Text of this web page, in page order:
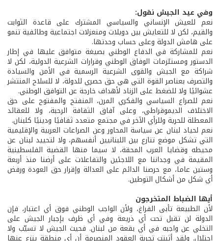
وفي عيد الجيش نقول:
نعم للعيش الإنساني والسياسي المشترك على قاعدة الثوابت
والقيم، لكن لا للتعايش بين دويلات ومنعزلات اجتماعية وطائفية تنمو
على هامش الدولة وعلى حساب وحدتها.
نعم للمشاركة في الدفاع الوطني بصيغة متوافق عليها في إطار
الدستور ومستلزمات الوفاق الوطني وقرارات الشرعية الدولية، لكن لا
شراكة مع الجيش والقوى الشرعية الرسمية في الأمن والسيادة
والتصرف بعناصر القوة التي هي حق حصري للدولة، لا للسلاح المنتشر
عشوائيًا ولا للضغط على الزناد لأهداف خارجة عن التوافق الوطني.
نعم للصراع السياسي والفكري المرن، المنفتح والمفتوح على حق
الاختلاف الديموقراطي، وعلى آفاق الثقافة الرحبة، ولا للعقائد
المعطلة للحرية وللرأي الآخر في مجتمع متعدد ثقافيًا ودينيًا كلبنان.
نعم لحياد لبنان عن سياسة المحاور وعن الصراعات العربية والإقليمية
التي تشكل موضع تنازع بين اللبنانيين أنفسهم، ولا لتحييد لبنان عن
محيطه وقضايا العرب المحقة، لا سيما منها القضية الفلسطينية
المقيمة في وجداننا مع اللاجئين والتفاعلات على أرضنا منذ أربعة
وستين عاما، مع حرصنا الدائم على العدالة وإقرار حق العودة ورفض
أي شكل من أشكال التوطين.
أيها الضباط المتخرجون
لأن الطبيعة تأبى الفراغ، ولأن الواجب الوطني فوق أي اعتبار، فإن
الدولة لن تقبل تحت أي ذريعة وفي أي ظرف بإجبار الجيش على
التخلي عن واجبه في أي بقعة من لبنان. فحيث الجيش لا تسيّب ولا
احتلال. ولقد أثبتت تجربة العقود المنصرمة أن أي منطقة ينزع عنها